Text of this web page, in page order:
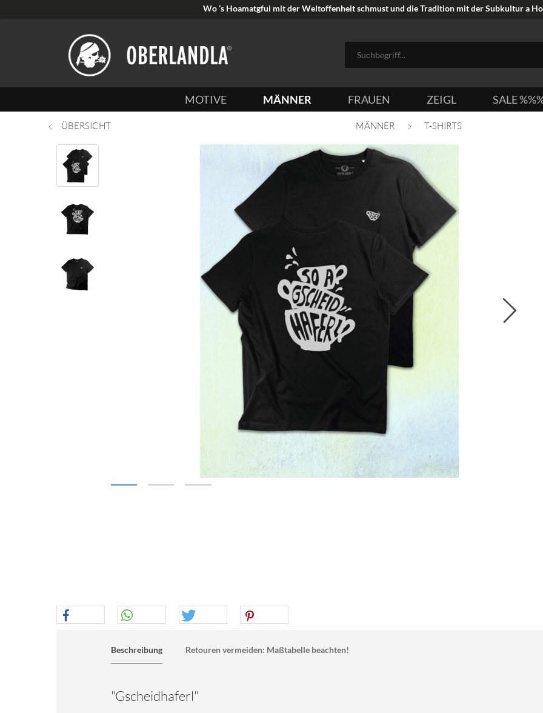
Wo ’s Hoamatgfui mit der Weltoffenheit schmust und die Tradition mit der Subkultur a
MOTIVE MÄNNER FRAUEN ZEIGL SALE
ÜBERSICHT MÄNNER T-SHIRTS
Beschreibung Retouren vermeiden: Maßtabelle beachten!
"Gscheidhaferl"